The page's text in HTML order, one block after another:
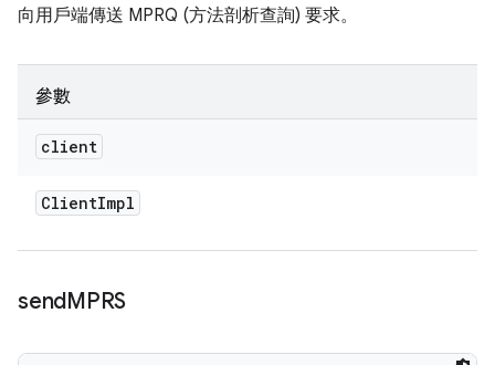
向用戶端傳送 MPRQ (方法剖析查詢) 要求。
參數
client
ClientImpl
sendMPRS